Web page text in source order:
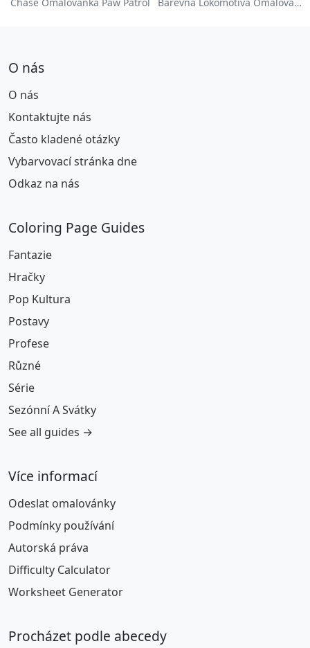
O nás
O nás
Kontaktujte nás
Často kladené otázky
Vybarvovací stránka dne
Odkaz na nás
Coloring Page Guides
Fantazie
Hračky
Pop Kultura
Postavy
Profese
Různé
Série
Sezónní A Svátky
See all guides →
Více informací
Odeslat omalovánky
Podmínky používání
Autorská práva
Difficulty Calculator
Worksheet Generator
Procházet podle abecedy